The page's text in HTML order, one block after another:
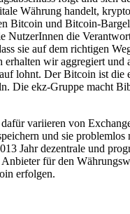
Währung handelt,
Bitcoin und Bitcoin-
die
sie auf dem richtigen
wir aggregiert
lohnt. Der Bitcoin ist die
Die ekz-Gruppe macht
variieren von
und sie
Jahr dezentrale und
für den
erfolgen.